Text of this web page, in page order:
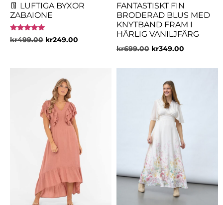
👖 LUFTIGA BYXOR
ZABAIONE
Betygsatt
5.00
kr499.00 kr249.00
FANTASTISKT FIN
BRODERAD BLUS MED
KNYTBAND FRAM I
HÄRLIG VANILJFÄRG
kr699.00 kr349.00